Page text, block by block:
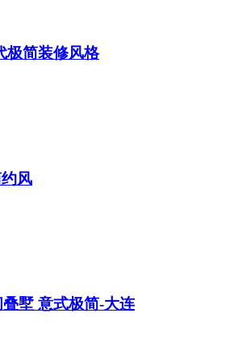
极简装修风格
风
墅 意式极简-大连